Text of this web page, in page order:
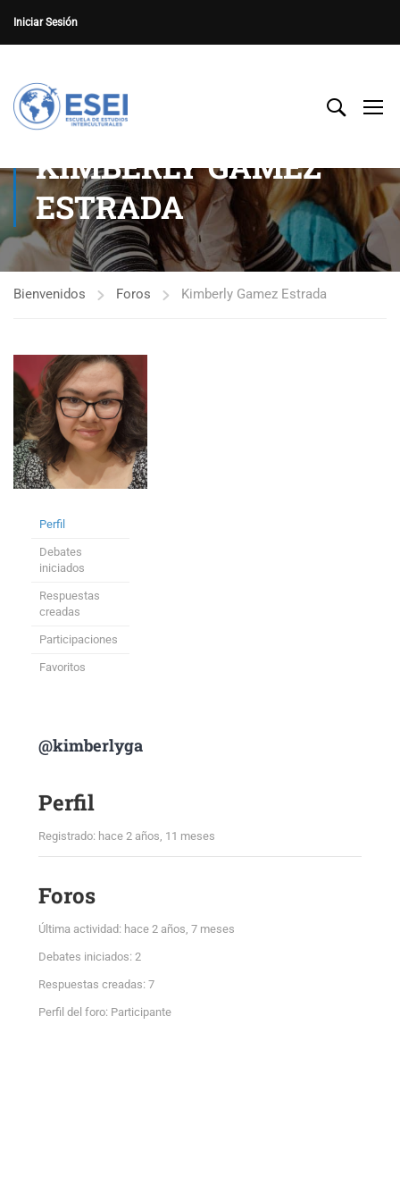
Iniciar Sesión
KIMBERLY GAMEZ
ESTRADA
Bienvenidos Foros Kimberly Gamez Estrada
Perfil
Debates
iniciados
Respuestas
creadas
Participaciones
Favoritos
@kimberlyga
Perfil
Registrado: hace 2 años, 11 meses
Foros
Última actividad: hace 2 años, 7 meses
Debates iniciados: 2
Respuestas creadas: 7
Perfil del foro: Participante